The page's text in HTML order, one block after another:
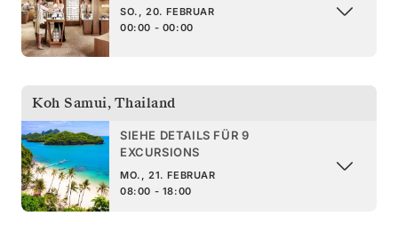
SO., 20. FEBRUAR
00:00 - 00:00
Koh Samui,Thailand
SIEHE DETAILS FÜR 9
EXCURSIONS
MO., 21. FEBRUAR
08:00 - 18:00